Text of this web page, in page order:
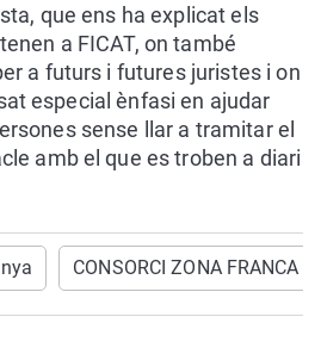
que ens ha explicat els
a FICAT, on també
a futurs i futures juristes i on
especial ènfasi en ajudar
sense llar a tramitar el
amb el que es troben a diari
CONSORCI ZONA FRANCA